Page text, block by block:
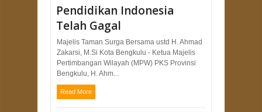
Pendidikan Indonesia
Telah Gagal
Majelis Taman Surga Bersama ustd H. Ahmad
Zakarsi, M.Si Kota Bengkulu - Ketua Majelis
Pertimbangan Wilayah (MPW) PKS Provinsi
Bengkulu, H. Ahm...
Read More